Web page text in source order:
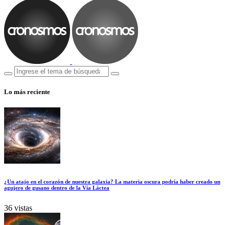
Lo más reciente
¿Un atajo en el corazón de nuestra galaxia? La materia oscura podría haber creado un
agujero de gusano dentro de la Vía Láctea
36 vistas